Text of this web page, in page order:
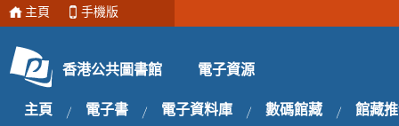
主頁 手機版
香港公共圖書館 電子資源
主頁 電子書 電子資料庫 數碼館藏 館藏